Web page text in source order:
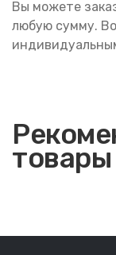
Вы можете
любую сумму.
товары